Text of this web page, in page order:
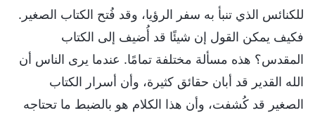
للكنائس الذي تنبأ به سفر الرؤيا، وقد فُتح الكتاب الصغير.
فكيف يمكن القول إن شيئًا قد أُضيف إلى الكتاب
المقدس؟ هذه مسألة مختلفة تمامًا. عندما يرى الناس أن
الله القدير قد أبان حقائق كثيرة، وأن أسرار الكتاب
الصغير قد كُشفت، وأن هذا الكلام هو بالضبط ما تحتاجه